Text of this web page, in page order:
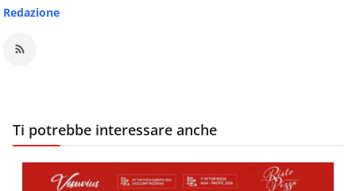
Redazione
Ti potrebbe interessare anche